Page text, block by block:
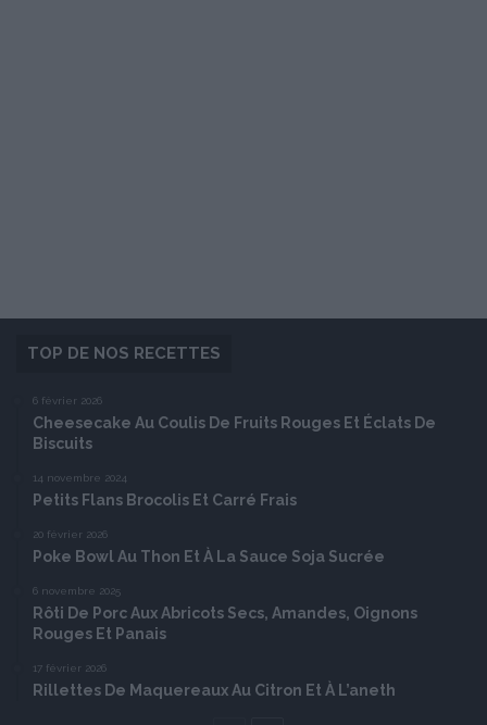
TOP DE NOS RECETTES
6 février 2026
Cheesecake Au Coulis De Fruits Rouges Et Éclats De
Biscuits
14 novembre 2024
Petits Flans Brocolis Et Carré Frais
20 février 2026
Poke Bowl Au Thon Et À La Sauce Soja Sucrée
6 novembre 2025
Rôti De Porc Aux Abricots Secs, Amandes, Oignons
Rouges Et Panais
17 février 2026
Rillettes De Maquereaux Au Citron Et À L’aneth